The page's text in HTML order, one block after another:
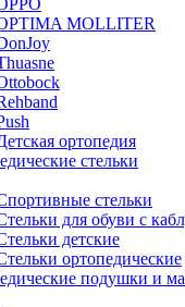
MOLLITER
ортопедия
стельки
стельки
для обуви с
детские
ортопедические
подушки и